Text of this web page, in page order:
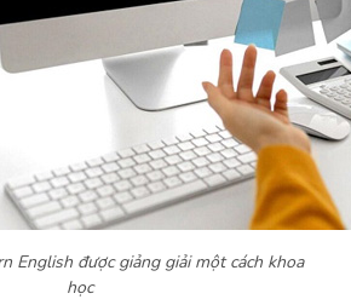
English được giảng giải một cách khoa
học